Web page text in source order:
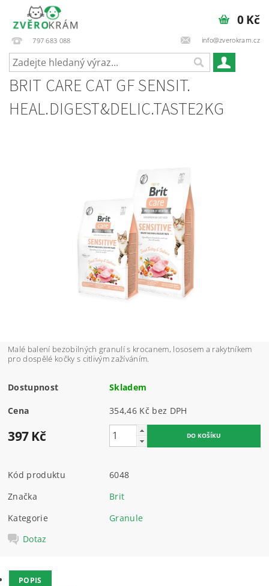
797 683 088 info@zverokram.cz
0 Kč
BRIT CARE CAT GF SENSIT.
HEAL.DIGEST&DELIC.TASTE2KG
Malé balení bezobilných granulí s krocanem, lososem a rakytníkem
pro dospělé kočky s citlivým zažíváním.
Dostupnost Skladem
Cena 354,46 Kč bez DPH
397 Kč
Kód produktu
6048
Značka
Brit
Kategorie
Granule
Dotaz
POPIS